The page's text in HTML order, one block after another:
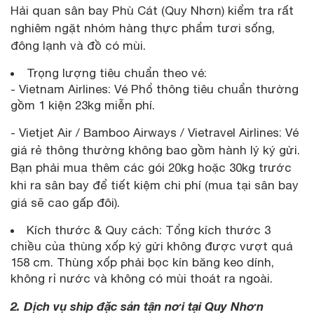
Hải quan sân bay Phù Cát (Quy Nhơn) kiểm tra rất
nghiêm ngặt nhóm hàng thực phẩm tươi sống,
đông lạnh và đồ có mùi.
Trọng lượng tiêu chuẩn theo vé:
- Vietnam Airlines: Vé Phổ thông tiêu chuẩn thường
gồm 1 kiện 23kg miễn phí.
- Vietjet Air / Bamboo Airways / Vietravel Airlines: Vé
giá rẻ thông thường không bao gồm hành lý ký gửi.
Bạn phải mua thêm các gói 20kg hoặc 30kg trước
khi ra sân bay để tiết kiệm chi phí (mua tại sân bay
giá sẽ cao gấp đôi).
Kích thước & Quy cách: Tổng kích thước 3
chiều của thùng xốp ký gửi không được vượt quá
158 cm. Thùng xốp phải bọc kín băng keo dính,
không rỉ nước và không có mùi thoát ra ngoài.
2. Dịch vụ ship đặc sản tận nơi tại Quy Nhơn